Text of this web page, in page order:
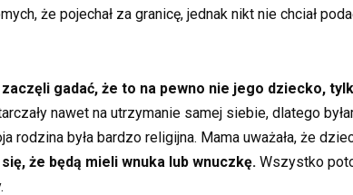
że pojechał za granicę, jednak nikt nie chciał
gadać, że to na pewno nie jego dziecko,
nawet na utrzymanie samej siebie, dlatego
rodzina była bardzo religijna. Mama uważała, że
że będą mieli wnuka lub wnuczkę. Wszystko